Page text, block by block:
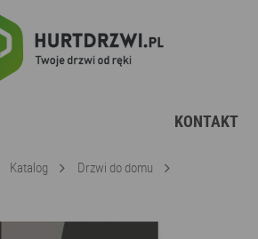
KONTAKT
Katalog
Drzwi do domu